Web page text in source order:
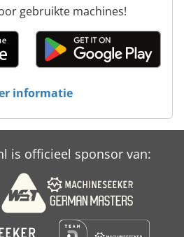
gebruikte machines!
informatie
is officieel sponsor van: